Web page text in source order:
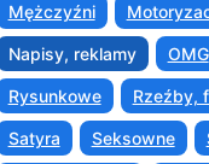
Mężczyźni
Napisy, reklamy OMG
Rysunkowe Rzeźby,
Satyra Seksowne